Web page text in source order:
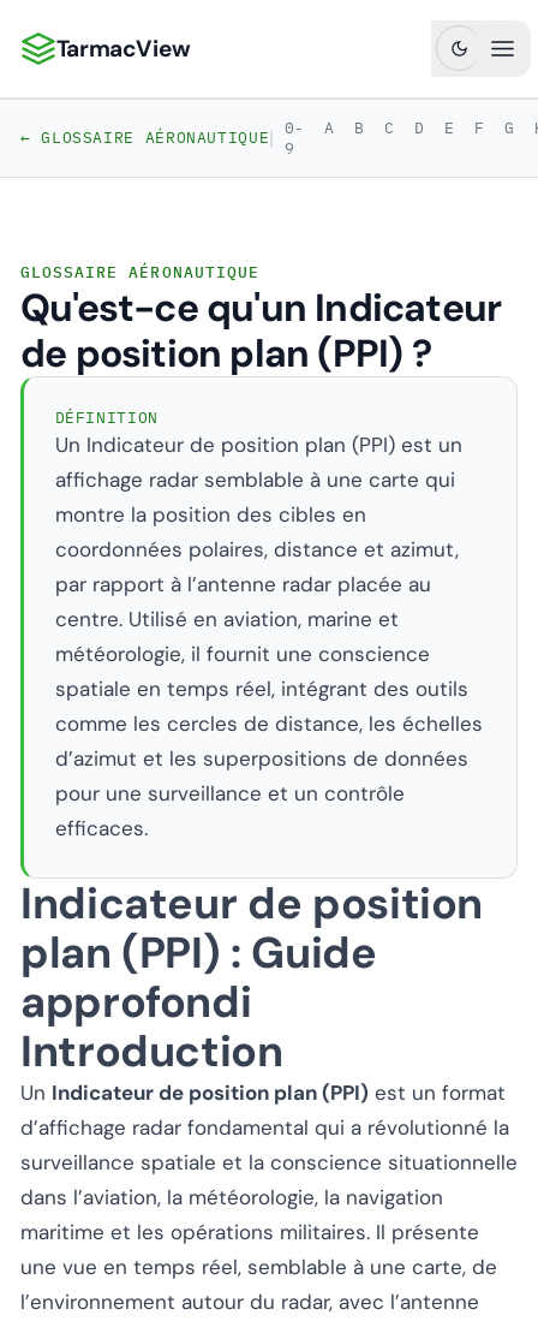
TarmacView : Analyses aéronautiques de précision
TarmacView
← GLOSSAIRE AÉRONAUTIQUE| 0-
9
A B C D E F G
GLOSSAIRE AÉRONAUTIQUE
Qu'est-ce qu'un Indicateur
de position plan (PPI) ?
DÉFINITION
Un Indicateur de position plan (PPI) est un
affichage radar semblable à une carte qui
montre la position des cibles en
coordonnées polaires, distance et azimut,
par rapport à l’antenne radar placée au
centre. Utilisé en aviation, marine et
météorologie, il fournit une conscience
spatiale en temps réel, intégrant des outils
comme les cercles de distance, les échelles
d’azimut et les superpositions de données
pour une surveillance et un contrôle
efficaces.
Indicateur de position
plan (PPI) : Guide
approfondi
Introduction
Un Indicateur de position plan (PPI) est un format
d’affichage radar fondamental qui a révolutionné la
surveillance spatiale et la conscience situationnelle
dans l’aviation, la météorologie, la navigation
maritime et les opérations militaires. Il présente
une vue en temps réel, semblable à une carte, de
l’environnement autour du radar, avec l’antenne